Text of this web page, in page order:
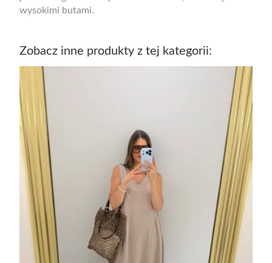
wysokimi butami.
Zobacz inne produkty z tej kategorii: